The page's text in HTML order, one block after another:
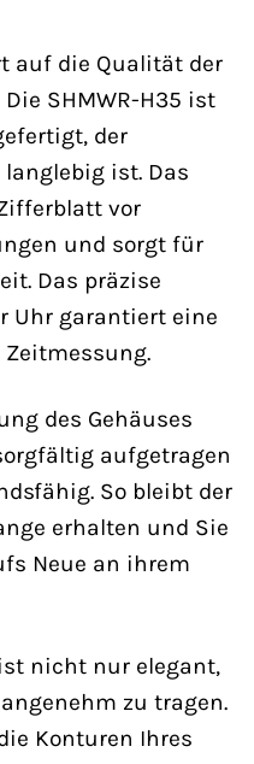
auf die Qualität der
SHMWR-H35 ist
der
ist. Das
vor
und sorgt für
Das präzise
Uhr garantiert eine
des Gehäuses
aufgetragen
So bleibt der
erhalten und Sie
Neue an ihrem
nicht nur elegant,
zu tragen.
Konturen Ihres